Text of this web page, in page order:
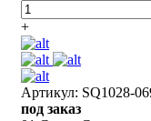
+
Артикул: SQ1028-
под заказ